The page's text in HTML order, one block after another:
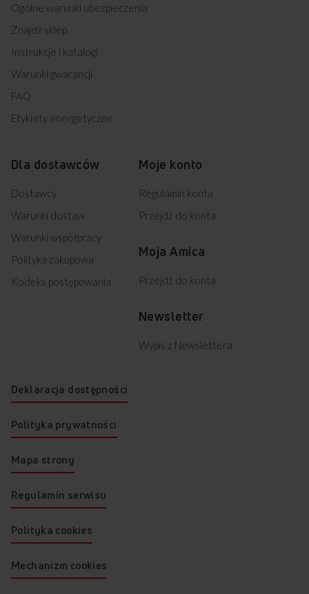
Ogólne warunki ubezpieczenia
Znajdź sklep
Instrukcje i katalogi
Warunki gwarancji
FAQ
Etykiety energetyczne
Dla dostawców
Dostawcy
Warunki dostaw
Warunki współpracy
Polityka zakupowa
Kodeks postępowania
Moje konto
Regulamin konta
Przejdź do konta
Moja Amica
Przejdź do konta
Newsletter
Wypis z Newslettera
Deklaracja dostępności
Polityka prywatności
Mapa strony
Regulamin serwisu
Polityka cookies
Mechanizm cookies